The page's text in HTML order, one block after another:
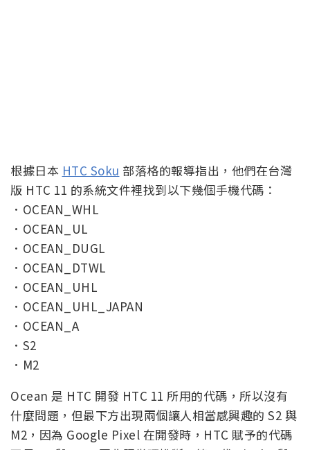
根據日本 HTC Soku 部落格的報導指出，他們在台灣
版 HTC 11 的系統文件裡找到以下幾個手機代碼：
．OCEAN_WHL
．OCEAN_UL
．OCEAN_DUGL
．OCEAN_DTWL
．OCEAN_UHL
．OCEAN_UHL_JAPAN
．OCEAN_A
．S2
．M2
Ocean 是 HTC 開發 HTC 11 所用的代碼，所以沒有
什麼問題，但最下方出現兩個讓人相當感興趣的 S2 與
M2，因為 Google Pixel 在開發時，HTC 賦予的代碼